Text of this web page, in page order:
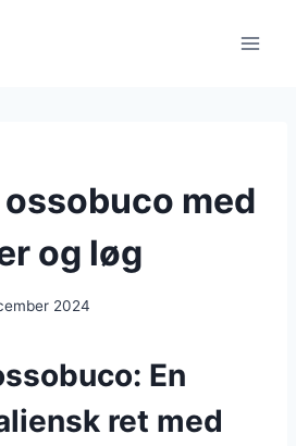
med
og løg
2024
En
ret med